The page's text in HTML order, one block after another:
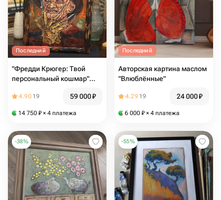
Последний
"Фредди Крюгер: Твой
персональный кошмар"
4.90 19 59 000₽
14 750 ₽ × 4 платежа
Последний
Авторская картина маслом
"Влюблённые"
4.29 19 24 000₽
6 000 ₽ × 4 платежа
-38% -55%